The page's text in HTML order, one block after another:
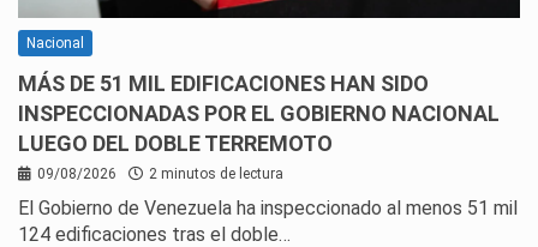
Nacional
MÁS DE 51 MIL EDIFICACIONES HAN SIDO
INSPECCIONADAS POR EL GOBIERNO NACIONAL
LUEGO DEL DOBLE TERREMOTO
09/08/2026 2 minutos de lectura
El Gobierno de Venezuela ha inspeccionado al menos 51 mil
124 edificaciones tras el doble…